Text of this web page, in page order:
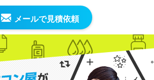
メールで見積依頼